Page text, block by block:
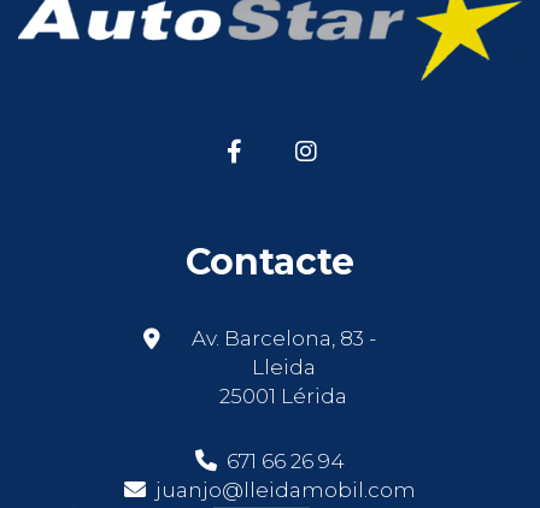
Contacte
Av. Barcelona, 83 -
Lleida
25001 Lérida
671 66 26 94
juanjo@lleidamobil.com